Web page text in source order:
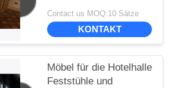
der Hotelhalle im
europäischen Stil
einschließlich Sofa
Contact us MOQ:10 Sätze
KONTAKT
Möbel für die Hotelhalle
Feststühle und